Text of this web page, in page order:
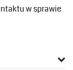
w sprawie